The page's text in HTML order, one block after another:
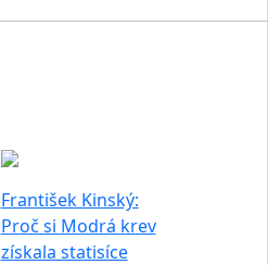
František Kinský:
Proč si Modrá krev
získala statisíce